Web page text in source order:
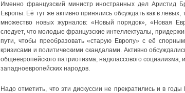
Именно французский министр иностранных дел Аристид
Европы. Её тут же активно принялись обсуждать как в
множество новых журналов: «Новый порядок», «Новая
следует, что молодые французские интеллектуалы,
пути, чтобы преобразовать «старую Европу» с её
кризисами и политическими скандалами. Активно
общеевропейского патриотизма, надклассового
западноевропейских народов.
Надо отметить, что эти дискуссии не прекратились и в